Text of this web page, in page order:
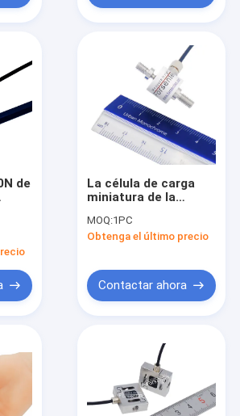
de
la
La célula de carga
miniatura de la
20kg 50kg M4 roscó
la célula de carga de
MOQ:1PC
Obtenga el último precio
Contactar ahora